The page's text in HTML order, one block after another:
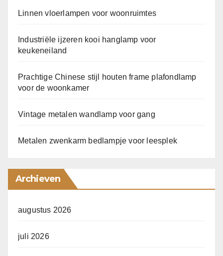
Linnen vloerlampen voor woonruimtes
Industriële ijzeren kooi hanglamp voor
keukeneiland
Prachtige Chinese stijl houten frame plafondlamp
voor de woonkamer
Vintage metalen wandlamp voor gang
Metalen zwenkarm bedlampje voor leesplek
Archieven
augustus 2026
juli 2026